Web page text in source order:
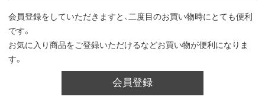
会員登録をしていただきますと、二度目のお買い物時にとても便利
です。
お気に入り商品をご登録いただけるなどお買い物が便利になりま
す。
会員登録